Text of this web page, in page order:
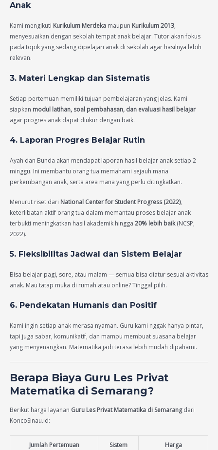
Anak
Kami mengikuti Kurikulum Merdeka maupun Kurikulum 2013,
menyesuaikan dengan sekolah tempat anak belajar. Tutor akan fokus
pada topik yang sedang dipelajari anak di sekolah agar hasilnya lebih
relevan.
3. Materi Lengkap dan Sistematis
Setiap pertemuan memiliki tujuan pembelajaran yang jelas. Kami
siapkan modul latihan, soal pembahasan, dan evaluasi hasil belajar
agar progres anak dapat diukur dengan baik.
4. Laporan Progres Belajar Rutin
Ayah dan Bunda akan mendapat laporan hasil belajar anak setiap 2
minggu. Ini membantu orang tua memahami sejauh mana
perkembangan anak, serta area mana yang perlu ditingkatkan.
Menurut riset dari National Center for Student Progress (2022),
keterlibatan aktif orang tua dalam memantau proses belajar anak
terbukti meningkatkan hasil akademik hingga 20% lebih baik(NCSP,
2022).
5. Fleksibilitas Jadwal dan Sistem Belajar
Bisa belajar pagi, sore, atau malam — semua bisa diatur sesuai aktivitas
anak. Mau tatap muka di rumah atau online? Tinggal pilih.
6. Pendekatan Humanis dan Positif
Kami ingin setiap anak merasa nyaman. Guru kami nggak hanya pintar,
tapi juga sabar, komunikatif, dan mampu membuat suasana belajar
yang menyenangkan. Matematika jadi terasa lebih mudah dipahami.
Berapa Biaya Guru Les Privat
Matematika di Semarang?
Berikut harga layanan Guru Les Privat Matematika di Semarangdari
KoncoSinau.id:
Jumlah Pertemuan Sistem Harga